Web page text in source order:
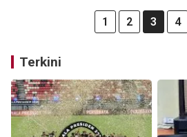
1 2 3 4
Terkini